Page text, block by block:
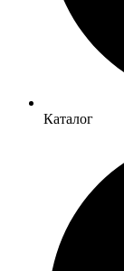
Каталог